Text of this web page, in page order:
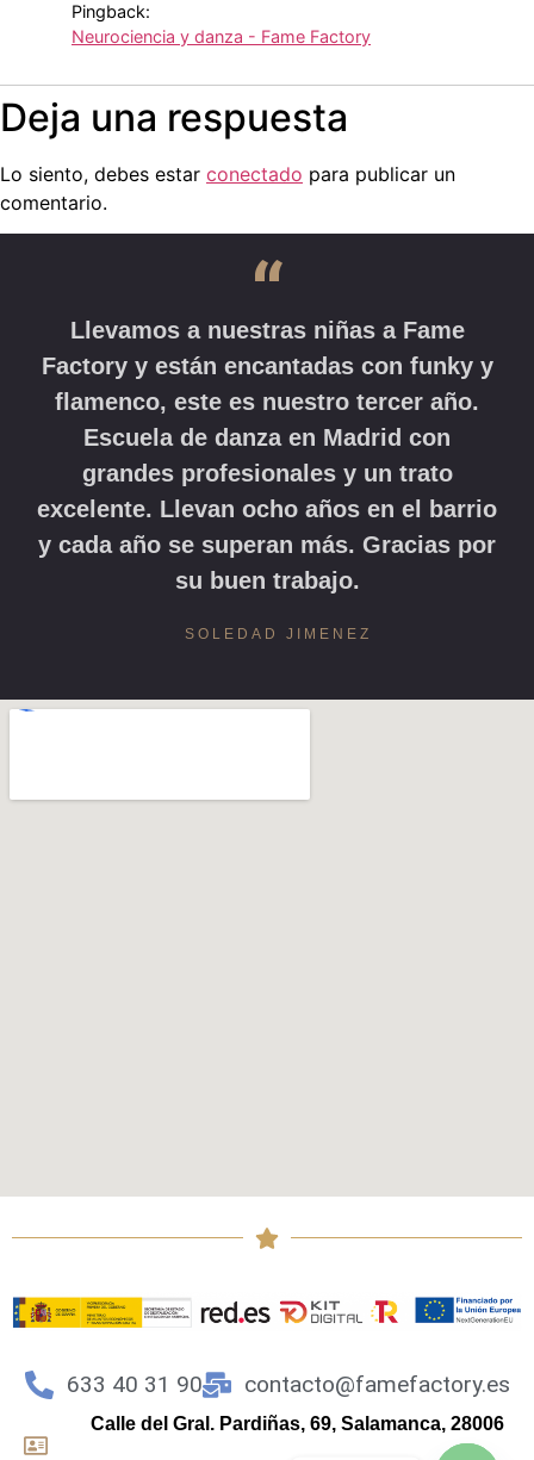
Pingback:
Neurociencia y danza - Fame Factory
Deja una respuesta
Lo siento, debes estar conectado para publicar un
comentario.
“
Llevamos a nuestras niñas a Fame
Factory y están encantadas con funky y
flamenco, este es nuestro tercer año.
Escuela de danza en Madrid con
grandes profesionales y un trato
excelente. Llevan ocho años en el barrio
y cada año se superan más. Gracias por
su buen trabajo.
SOLEDAD JIMENEZ
633 40 31 90 contacto@famefactory.es
Calle del Gral. Pardiñas, 69, Salamanca, 28006